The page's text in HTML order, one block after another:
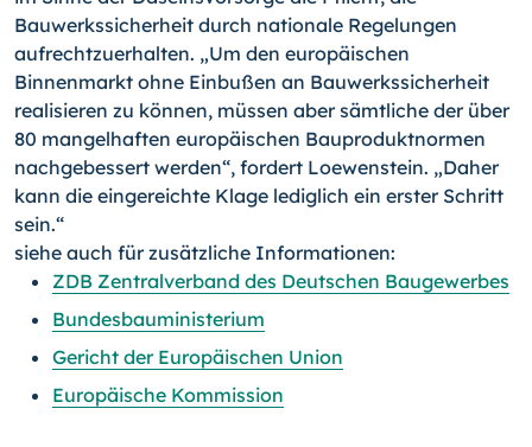
Bauwerkssicherheit durch nationale Regelungen
aufrechtzuerhalten. „Um den europäischen
Binnenmarkt ohne Einbußen an Bauwerkssicherheit
realisieren zu können, müssen aber sämtliche der über
80 mangelhaften europäischen Bauproduktnormen
nachgebessert werden“, fordert Loewenstein. „Daher
kann die eingereichte Klage lediglich ein erster Schritt
sein.“
siehe auch für zusätzliche Informationen:
ZDB Zentralverband des Deutschen Baugewerbes
Bundesbauministerium
Gericht der Europäischen Union
Europäische Kommission